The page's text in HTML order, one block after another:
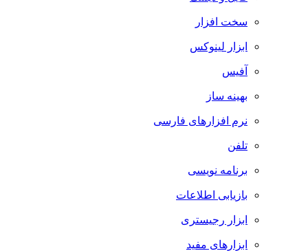
سخت افزار
ابزار لینوکس
آفیس
بهینه ساز
نرم افزارهای فارسی
تلفن
برنامه نویسی
بازیابی اطلاعات
ابزار رجیستری
ابزارهای مفید